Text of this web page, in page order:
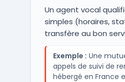
Un agent vocal
simples (horaires,
transfère au bon
Exemple : Une
appels de suivi de
hébergé en France